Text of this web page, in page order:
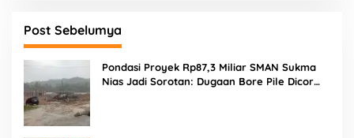
Post Sebelumya
Pondasi Proyek Rp87,3 Miliar SMAN Sukma
Nias Jadi Sorotan: Dugaan Bore Pile Dicor